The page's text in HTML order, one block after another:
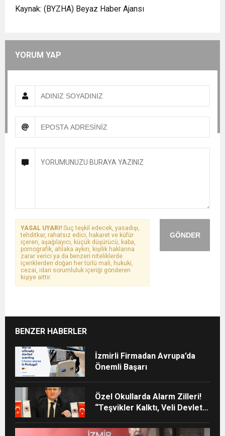
Kaynak: (BYZHA) Beyaz Haber Ajansı
YORUM YAP
GÖNDER
YASAL UYARI! Suç teşkil edecek, yasadışı,
tehditkar, rahatsız edici, hakaret ve küfür
içeren, aşağılayıcı, küçük düşürücü, kaba,
pornografik, ahlaka aykırı, kişilik haklarına
zarar verici ya da benzeri niteliklerde
içeriklerden doğan her türlü mali, hukuki,
cezai, idari sorumluluk içeriği gönderen
kişiye aittir.
BENZER HABERLER
İzmirli Firmadan Avrupa’da
Önemli Başarı
Özel Okullarda Alarm Zilleri!
“Teşvikler Kalktı, Veli Devlet